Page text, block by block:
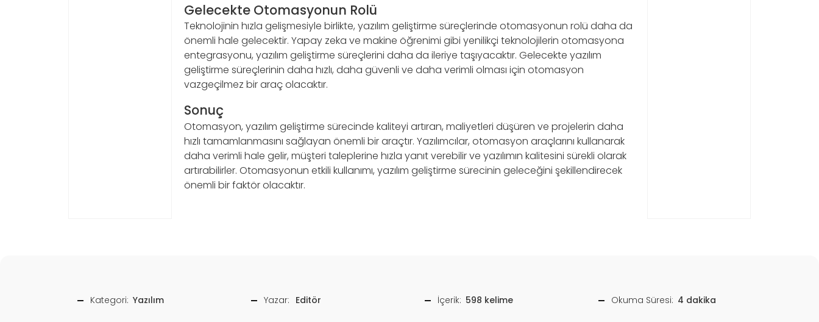
Gelecekte Otomasyonun Rolü
Teknolojinin hızla gelişmesiyle birlikte, yazılım geliştirme süreçlerinde otomasyonun rolü daha da
önemli hale gelecektir. Yapay zeka ve makine öğrenimi gibi yenilikçi teknolojilerin otomasyona
entegrasyonu, yazılım geliştirme süreçlerini daha da ileriye taşıyacaktır. Gelecekte yazılım
geliştirme süreçlerinin daha hızlı, daha güvenli ve daha verimli olması için otomasyon
vazgeçilmez bir araç olacaktır.
Sonuç
Otomasyon, yazılım geliştirme sürecinde kaliteyi artıran, maliyetleri düşüren ve projelerin daha
hızlı tamamlanmasını sağlayan önemli bir araçtır. Yazılımcılar, otomasyon araçlarını kullanarak
daha verimli hale gelir, müşteri taleplerine hızla yanıt verebilir ve yazılımın kalitesini sürekli olarak
artırabilirler. Otomasyonun etkili kullanımı, yazılım geliştirme sürecinin geleceğini şekillendirecek
önemli bir faktör olacaktır.
Kategori: Yazılım Yazar: Editör İçerik: 598 kelime Okuma Süresi: 4 dakika